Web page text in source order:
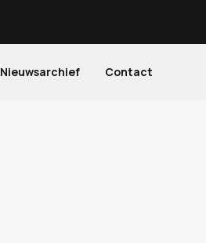
Nieuwsarchief Contact